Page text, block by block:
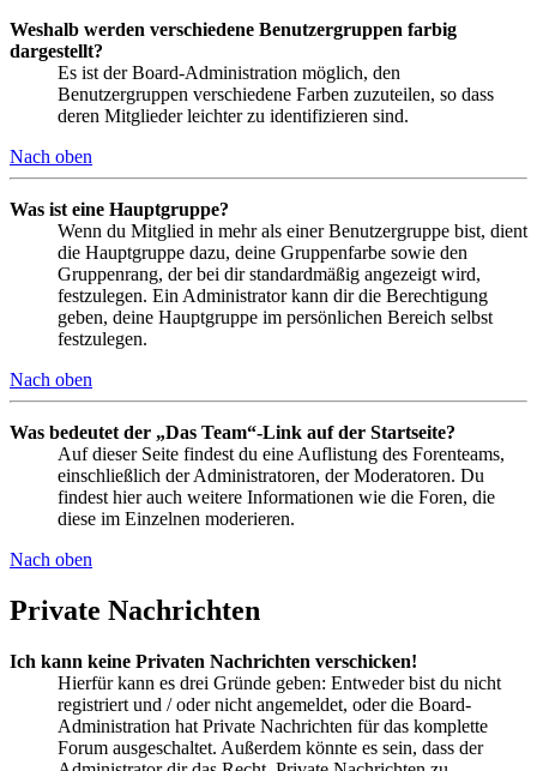
Weshalb werden verschiedene Benutzergruppen farbig
dargestellt?
Es ist der Board-Administration möglich, den
Benutzergruppen verschiedene Farben zuzuteilen, so dass
deren Mitglieder leichter zu identifizieren sind.
Nach oben
Was ist eine Hauptgruppe?
Wenn du Mitglied in mehr als einer Benutzergruppe bist, dient
die Hauptgruppe dazu, deine Gruppenfarbe sowie den
Gruppenrang, der bei dir standardmäßig angezeigt wird,
festzulegen. Ein Administrator kann dir die Berechtigung
geben, deine Hauptgruppe im persönlichen Bereich selbst
festzulegen.
Nach oben
Was bedeutet der „Das Team“-Link auf der Startseite?
Auf dieser Seite findest du eine Auflistung des Forenteams,
einschließlich der Administratoren, der Moderatoren. Du
findest hier auch weitere Informationen wie die Foren, die
diese im Einzelnen moderieren.
Nach oben
Private Nachrichten
Ich kann keine Privaten Nachrichten verschicken!
Hierfür kann es drei Gründe geben: Entweder bist du nicht
registriert und / oder nicht angemeldet, oder die Board-
Administration hat Private Nachrichten für das komplette
Forum ausgeschaltet. Außerdem könnte es sein, dass der